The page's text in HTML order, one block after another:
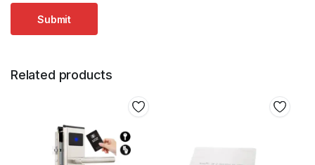
Related products